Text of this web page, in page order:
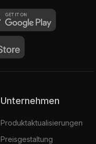
Unternehmen
Produktaktualisierungen
Preisgestaltung